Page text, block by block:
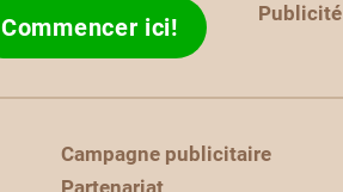
Commencer ici! Publicité
Campagne publicitaire
Partenariat